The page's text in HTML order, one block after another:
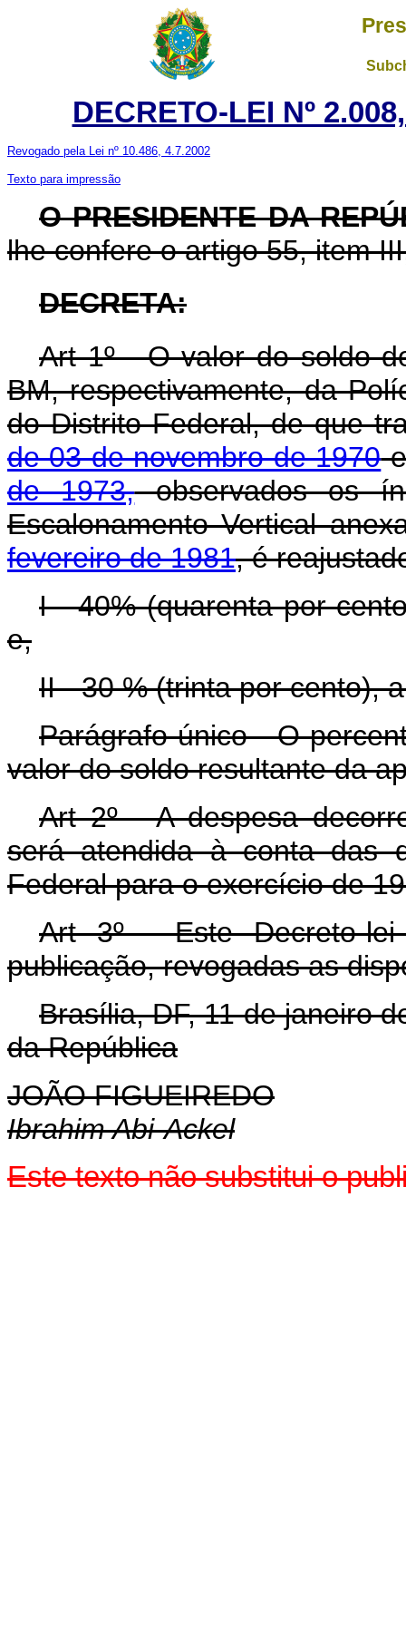
DECRETO-LEI Nº
Revogado pela Lei nº 10.486, 4.7.2002
Texto para impressão
O PRESIDENTE DA
lhe confere o artigo 55, item
DECRETA:
Art 1º - O valor do soldo
BM, respectivamente, da
do Distrito Federal, de que
de 03 de novembro de 1970e
de 1973,observados os
Escalonamento Vertical
fevereiro de 1981, é
I - 40% (quarenta por
e,
II - 30 % (trinta por cento),
Parágrafo único - O
valor do soldo resultante da
Art 2º - A despesa
será atendida à conta das
Federal para o exercício de
Art 3º - Este Decreto-
publicação, revogadas as
Brasília, DF, 11 de janeiro
da República
JOÃO FIGUEIREDO
Ibrahim Abi-Ackel
Este texto não substitui o